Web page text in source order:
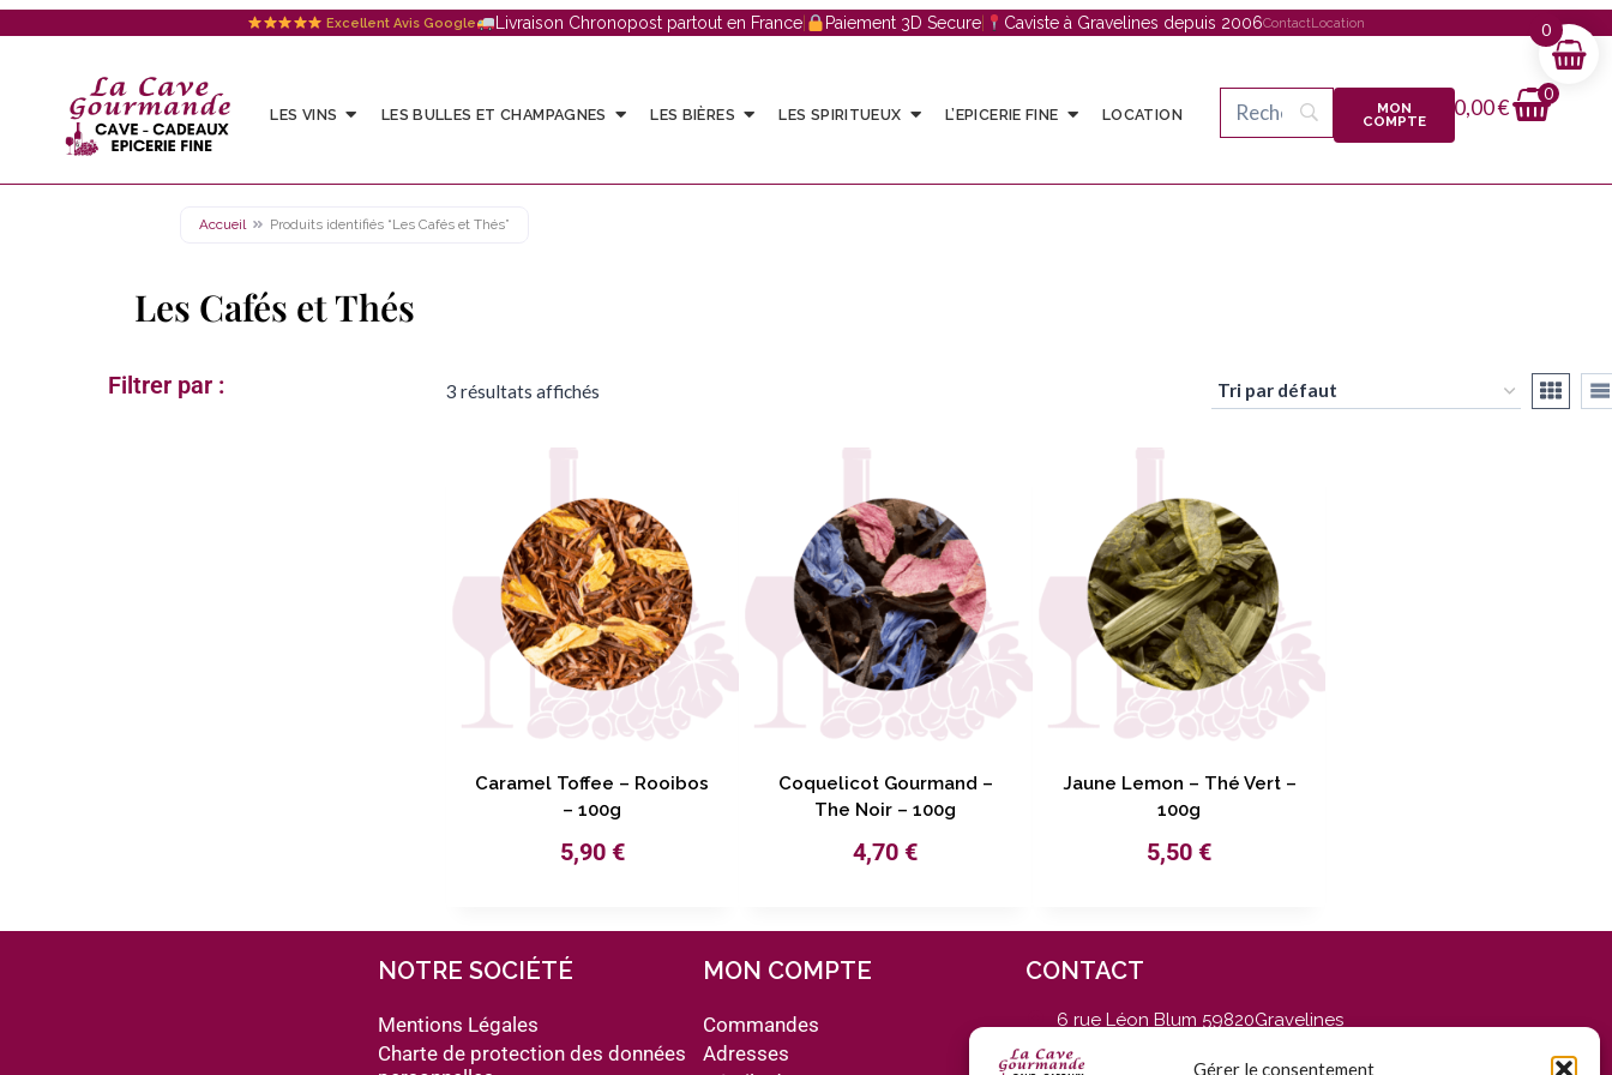
Gérer le consentement
Excellent Avis Google Livraison Chronopost partout en France| Paiement 3D Secure| Caviste à Gravelines depuis 2006ContactLocation
LES VINS LES BULLES ET CHAMPAGNES LES BIÈRES LES SPIRITUEUX L’EPICERIE FINE LOCATION MON
COMPTE
0,00€
0
Accueil Produits identifiés “Les Cafés et Thés”
Les Cafés et Thés
Filtrer par :​ 3 résultats affichés
Caramel Toffee – Rooibos
– 100g
5,90 €
Coquelicot Gourmand –
The Noir – 100g
4,70€
Jaune Lemon – Thé Vert –
100g
5,50€
NOTRE SOCIÉTÉ
Mentions Légales
Charte de protection des données
MON COMPTE
Commandes
Adresses
CONTACT
6 rue Léon Blum 59820Gravelines
du Mardi au Samedi, de 9h30 à
12h30 et de 14h30 à 19h
0